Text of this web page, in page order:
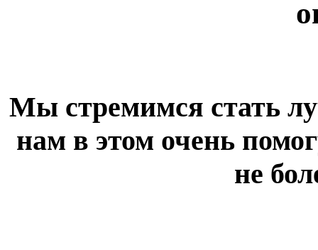
Мы стремимся стать
нам в этом очень
не